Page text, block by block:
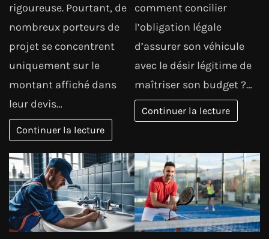
rigoureuse. Pourtant, de
nombreux porteurs de
projet se concentrent
uniquement sur le
montant affiché dans
leur devis…
Continuer la lecture
comment concilier
l’obligation légale
d’assurer son véhicule
avec le désir légitime de
maîtriser son budget ?…
Continuer la lecture